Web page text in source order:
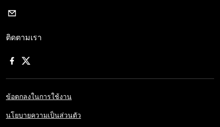
ติดตามเรา
ข้อตกลงในการใช้งาน
นโยบายความเป็นส่วนตัว